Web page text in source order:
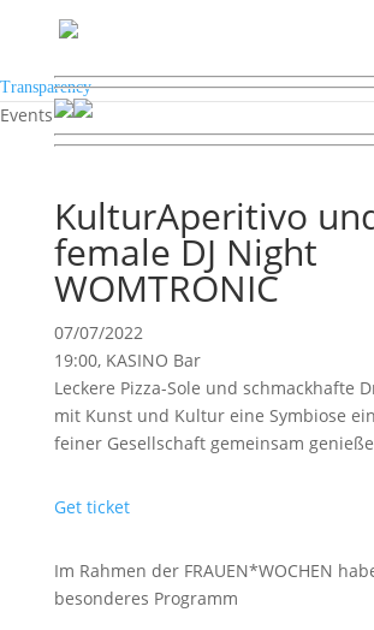
Transparency
Events
KulturAperitivo
female DJ Night
WOMTRONIC
07/07/2022
19:00, KASINO Bar
Leckere Pizza-Sole und schmackhafte
mit Kunst und Kultur eine Symbiose
feiner Gesellschaft gemeinsam
Get ticket
Im Rahmen der FRAUEN*WOCHEN
besonderes Programm